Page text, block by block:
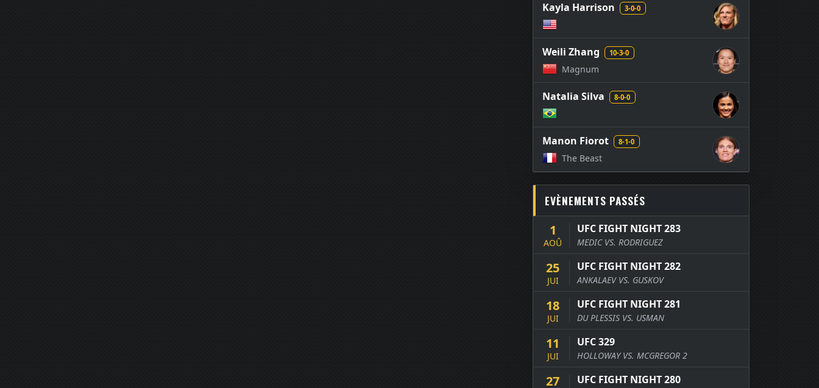
Kayla Harrison 3-0-0
Weili Zhang 10-3-0
Magnum
Natalia Silva 8-0-0
Manon Fiorot 8-1-0
The Beast
EVÈNEMENTS PASSÉS
1
AOÛ
UFC FIGHT NIGHT 283
MEDIC VS. RODRIGUEZ
25
JUI
UFC FIGHT NIGHT 282
ANKALAEV VS. GUSKOV
18
JUI
UFC FIGHT NIGHT 281
DU PLESSIS VS. USMAN
11
JUI
UFC 329
HOLLOWAY VS. MCGREGOR 2
27 UFC FIGHT NIGHT 280